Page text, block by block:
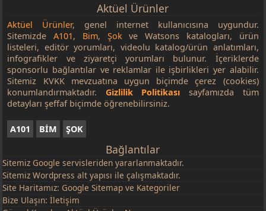
Aktüel Ürünler
Aktüel Ürünler, genel internet kullanıcısına uygundur.
SitemizdeA101, Bim, Şokve Watsons katalogları, ürün
listeleri, editör yorumları, videolu katalog/ürün anlatımları,
infografikler ve ziyaretçi yorumları bulunur. İçeriklerde
sponsorlu bağlantılar ve reklamlar ile işbirlikleri yer alabilir.
Sitemiz KVKK mevzuatına uygun biçimde çerez (cookies)
konumlandırmaktadır. Gizlilik Politikası sayfamızda tüm
detayları şeffaf biçimde öğrenebilirsiniz.
A101 BİM ŞOK
Bağlantılar
Sitemiz Google servisleriden yararlanmaktadır.
Sitemiz Wordpress alt yapısı ile çalışmaktadır.
Site Haritamız: Google Sitemap ve Kategoriler
Bize Ulaşın:İletişim